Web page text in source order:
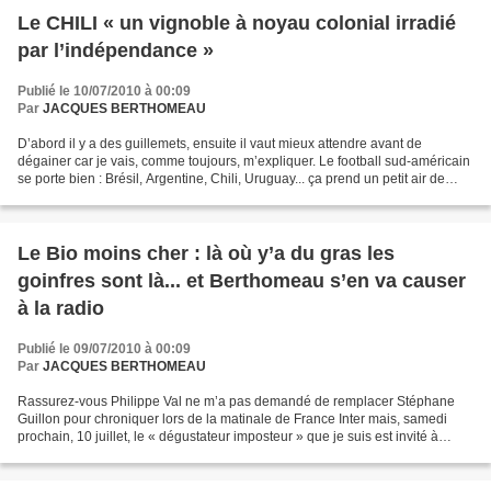
Le CHILI « un vignoble à noyau colonial irradié
par l’indépendance »
Publié le 10/07/2010 à 00:09
Par JACQUES BERTHOMEAU
D’abord il y a des guillemets, ensuite il vaut mieux attendre avant de
dégainer car je vais, comme toujours, m’expliquer. Le football sud-américain
se porte bien : Brésil, Argentine, Chili, Uruguay... ça prend un petit air de
Le Bio moins cher : là où y’a du gras les
goinfres sont là... et Berthomeau s’en va causer
à la radio
Publié le 09/07/2010 à 00:09
Par JACQUES BERTHOMEAU
Rassurez-vous Philippe Val ne m’a pas demandé de remplacer Stéphane
Guillon pour chroniquer lors de la matinale de France Inter mais, samedi
prochain, 10 juillet, le « dégustateur imposteur » que je suis est invité à